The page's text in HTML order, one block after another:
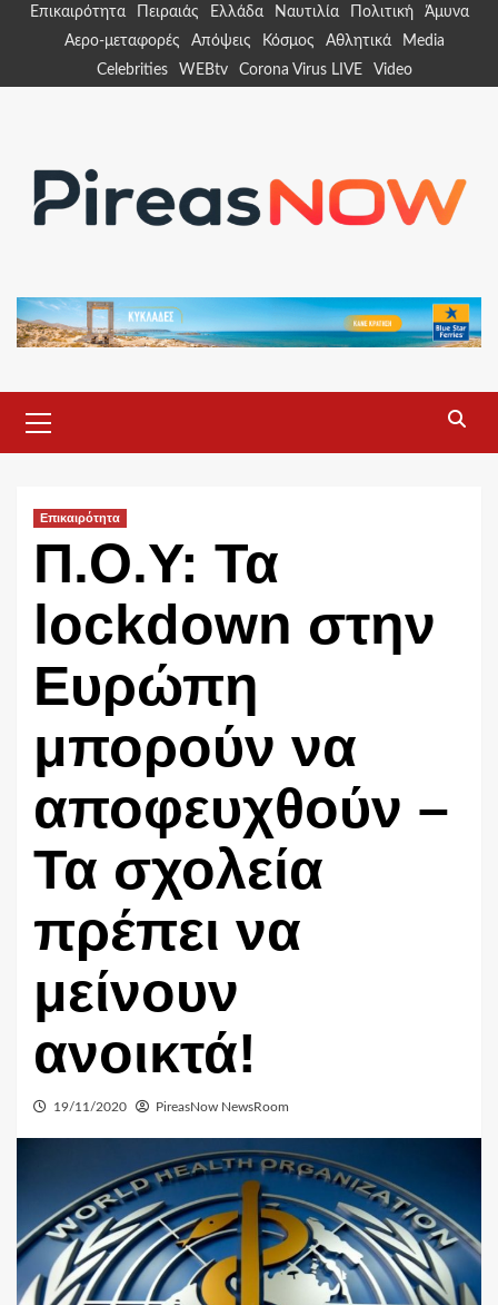
Επικαιρότητα Πειραιάς Ελλάδα Ναυτιλία Πολιτική
Άμυνα
Αερο-μεταφορές
Απόψεις Κόσμος Αθλητικά
Media
Celebrities
WEBtv Corona Virus LIVE Video
Menu
Επικαιρότητα
Π.Ο.Υ: Τα
lockdown στην
Ευρώπη
μπορούν να
αποφευχθούν –
Τα σχολεία
πρέπει να
μείνουν
ανοικτά!
19/11/2020 PireasNow NewsRoom